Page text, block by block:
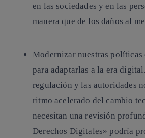
en las sociedades y en las
manera que de los daños al
Modernizar nuestras políticas
para adaptarlas a la era digital.
regulación y las autoridades
ritmo acelerado del cambio
necesitan una revisión
Derechos Digitales» podría